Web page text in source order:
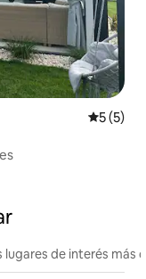
5 (5)
lugares de interés más